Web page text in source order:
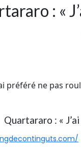
: «
Quartararo : «